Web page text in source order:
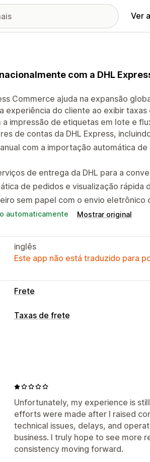
Ver
com a DHL
Commerce ajuda na expansão
experiência do cliente ao exibir
a impressão de etiquetas em lote e
de contas da DHL Express,
com a importação automática
de entrega da DHL para a
de pedidos e visualização rápida
sem papel com o envio eletrônico
automaticamente Mostrar original
inglês
Este app não está traduzido para
Frete
Etiquetas e embalagem
Sincronização de pedidos
Gerenciamento de remessas
Sincronização de pedidos Página
Notificações por e-mail
Taxas de frete
Personalização
Notificações personalizadas
Validação de endereço Ocultar
Regras personalizadas
Unfortunately, my experience is
efforts were made after I raised
technical issues, delays, and
business. I truly hope to see more
consistency moving forward.